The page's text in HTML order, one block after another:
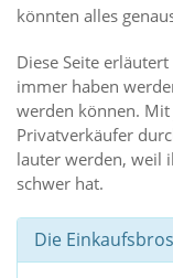
könnten alles
Diese Seite
immer haben
werden können.
Privatverkäufer
lauter werden, weil
schwer hat.
Die